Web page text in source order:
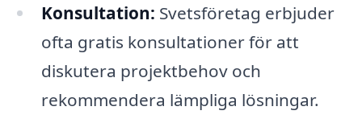
Konsultation: Svetsföretag erbjuder
ofta gratis konsultationer för att
diskutera projektbehov och
rekommendera lämpliga lösningar.